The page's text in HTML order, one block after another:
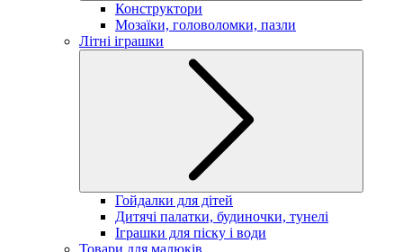
Конструктори
Мозаїки, головоломки, пазли
Літні іграшки
Гойдалки для дітей
Дитячі палатки, будиночки, тунелі
Іграшки для піску і води
Товари для малюків